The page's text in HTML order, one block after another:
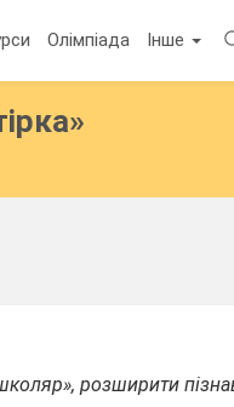
Олімпіада Інше
розширити